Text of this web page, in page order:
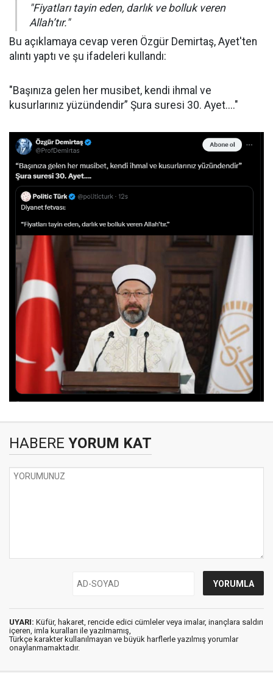
"Fiyatları tayin eden, darlık ve bolluk veren
Allah’tır."
Bu açıklamaya cevap veren Özgür Demirtaş, Ayet'ten
alıntı yaptı ve şu ifadeleri kullandı:
"Başınıza gelen her musibet, kendi ihmal ve
kusurlarınız yüzündendir” Şura suresi 30. Ayet...."
HABERE YORUM KAT
UYARI: Küfür, hakaret, rencide edici cümleler veya imalar, inançlara saldırı
içeren, imla kuralları ile yazılmamış,
Türkçe karakter kullanılmayan ve büyük harflerle yazılmış yorumlar
onaylanmamaktadır.